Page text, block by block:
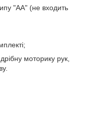
"АА" (не входить
моторику рук,